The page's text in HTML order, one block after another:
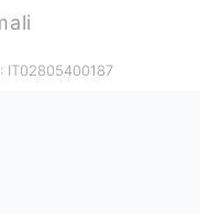
IT02805400187